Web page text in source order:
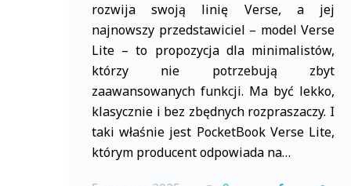
rozwija swoją linię Verse, a jej
najnowszy przedstawiciel – model Verse
Lite – to propozycja dla minimalistów,
którzy nie potrzebują zbyt
zaawansowanych funkcji. Ma być lekko,
klasycznie i bez zbędnych rozpraszaczy. I
taki właśnie jest PocketBook Verse Lite,
którym producent odpowiada na…